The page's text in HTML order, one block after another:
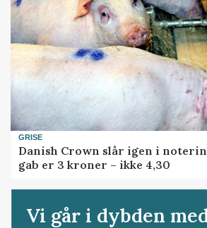
GRISE
Danish Crown slår igen i
gab er 3 kroner – ikke 4,30
Vi går i dybden